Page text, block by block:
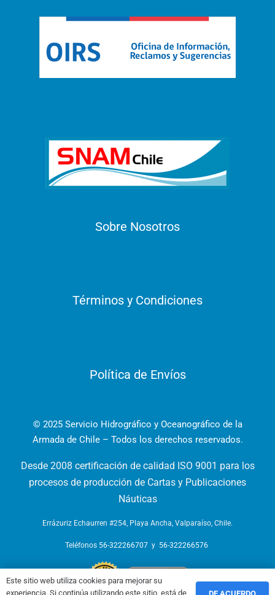
Sobre Nosotros
Términos y Condiciones
Política de Envíos
© 2025 Servicio Hidrográfico y Oceanográfico de la
Armada de Chile – Todos los derechos reservados.
Desde 2008 certificación de calidad ISO 9001 para los
procesos de producción de Cartas y Publicaciones
Náuticas
Errázuriz Echaurren #254, Playa Ancha, Valparaíso, Chile.
Teléfonos 56-322266707 y 56-322266576
Este sitio web utiliza cookies para mejorar su
experiencia. Si continúa utilizando este sitio, está de
DE ACUERDO